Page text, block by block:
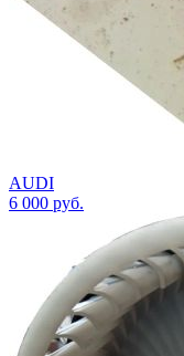
AUDI
6 000 руб.